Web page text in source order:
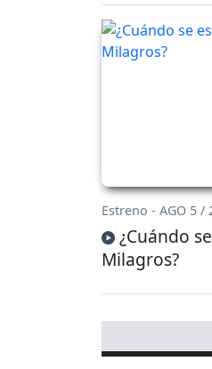
Estreno - AGO 5 /
¿Cuándo
Milagros?